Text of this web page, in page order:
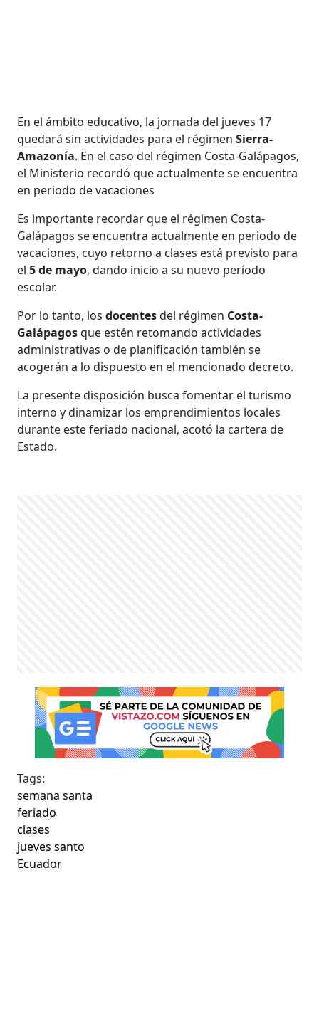
En el ámbito educativo, la jornada del jueves 17
quedará sin actividades para el régimenSierra-
Amazonía. En el caso del régimen Costa-Galápagos,
el Ministerio recordó que actualmente se encuentra
en periodo de vacaciones
Es importante recordar que el régimen Costa-
Galápagos se encuentra actualmente en periodo de
vacaciones, cuyo retorno a clases está previsto para
el5 de mayo, dando inicio a su nuevo período
escolar.
Por lo tanto, losdocentesdel régimen Costa-
Galápagosque estén retomando actividades
administrativas o de planificación también se
acogerán a lo dispuesto en el mencionado decreto.
La presente disposición busca fomentar el turismo
interno y dinamizar los emprendimientos locales
durante este feriado nacional, acotó la cartera de
Estado.
Tags:
semana santa
feriado
clases
jueves santo
Ecuador